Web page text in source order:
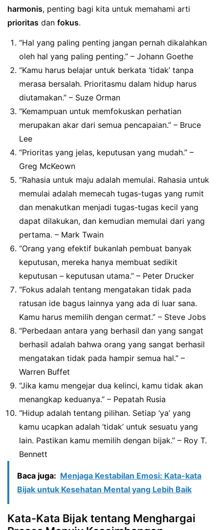
harmonis, penting bagi kita untuk memahami arti
prioritas dan fokus.
“Hal yang paling penting jangan pernah dikalahkan
oleh hal yang paling penting.” – Johann Goethe
“Kamu harus belajar untuk berkata ‘tidak’ tanpa
merasa bersalah. Prioritasmu dalam hidup harus
diutamakan.” – Suze Orman
“Kemampuan untuk memfokuskan perhatian
merupakan akar dari semua pencapaian.” – Bruce
Lee
“Prioritas yang jelas, keputusan yang mudah.” –
Greg McKeown
“Rahasia untuk maju adalah memulai. Rahasia untuk
memulai adalah memecah tugas-tugas yang rumit
dan menakutkan menjadi tugas-tugas kecil yang
dapat dilakukan, dan kemudian memulai dari yang
pertama. – Mark Twain
“Orang yang efektif bukanlah pembuat banyak
keputusan, mereka hanya membuat sedikit
keputusan – keputusan utama.” – Peter Drucker
“Fokus adalah tentang mengatakan tidak pada
ratusan ide bagus lainnya yang ada di luar sana.
Kamu harus memilih dengan cermat.” – Steve Jobs
“Perbedaan antara yang berhasil dan yang sangat
berhasil adalah bahwa orang yang sangat berhasil
mengatakan tidak pada hampir semua hal.” –
Warren Buffet
“Jika kamu mengejar dua kelinci, kamu tidak akan
menangkap keduanya.” – Pepatah Rusia
“Hidup adalah tentang pilihan. Setiap ‘ya’ yang
kamu ucapkan adalah ‘tidak’ untuk sesuatu yang
lain. Pastikan kamu memilih dengan bijak.” – Roy T.
Bennett
Baca juga: Menjaga Kestabilan Emosi: Kata-kata
Bijak untuk Kesehatan Mental yang Lebih Baik
Kata-Kata Bijak tentang Menghargai